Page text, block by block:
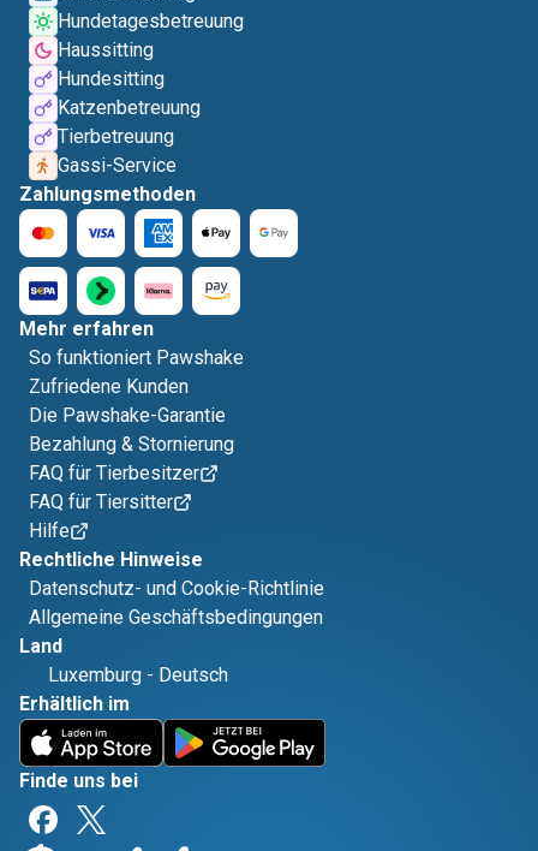
Hundetagesbetreuung
Haussitting
Hundesitting
Katzenbetreuung
Tierbetreuung
Gassi-Service
Zahlungsmethoden
Mehr erfahren
So funktioniert Pawshake
Zufriedene Kunden
Die Pawshake-Garantie
Bezahlung & Stornierung
FAQ für Tierbesitzer
FAQ für Tiersitter
Hilfe
Rechtliche Hinweise
Datenschutz- und Cookie-Richtlinie
Allgemeine Geschäftsbedingungen
Land
Luxemburg - Deutsch
Erhältlich im
Finde uns bei